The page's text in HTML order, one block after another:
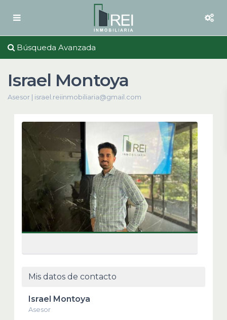
Búsqueda Avanzada
Israel Montoya
Asesor | israel.reiinmobiliaria@gmail.com
Mis datos de contacto
Israel Montoya
Asesor